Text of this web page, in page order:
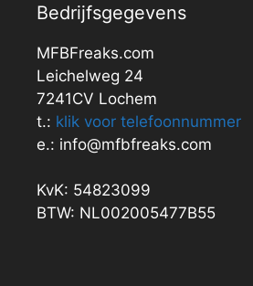
Bedrijfsgegevens
MFBFreaks.com
Leichelweg 24
7241CV Lochem
t.: klik voor telefoonnummer
e.: info@mfbfreaks.com
KvK: 54823099
BTW: NL002005477B55